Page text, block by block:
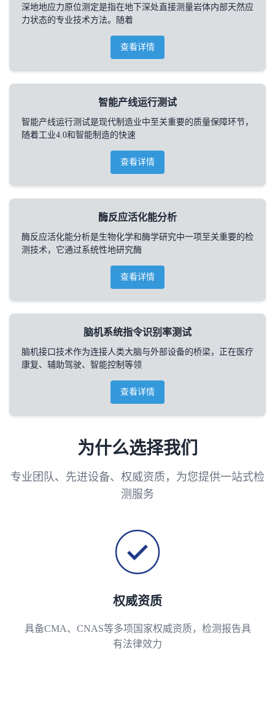
深地地应力原位测定是指在地下深处直接测量岩体内部天然应
力状态的专业技术方法。随着
查看详情
智能产线运行测试
智能产线运行测试是现代制造业中至关重要的质量保障环节，
随着工业4.0和智能制造的快速
查看详情
酶反应活化能分析
酶反应活化能分析是生物化学和酶学研究中一项至关重要的检
测技术，它通过系统性地研究酶
查看详情
脑机系统指令识别率测试
脑机接口技术作为连接人类大脑与外部设备的桥梁，正在医疗
康复、辅助驾驶、智能控制等领
查看详情
为什么选择我们
专业团队、先进设备、权威资质，为您提供一站式检
测服务
权威资质
具备CMA、CNAS等多项国家权威资质，检测报告具
有法律效力